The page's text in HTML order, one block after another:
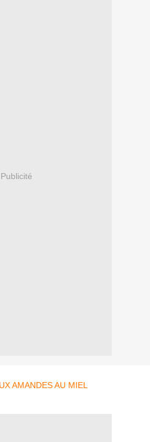
Publicité